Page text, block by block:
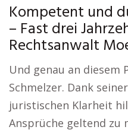
Kompetent und
– Fast drei
Rechtsanwalt
Und genau an
Schmelzer. Dank
juristischen Klarheit
Ansprüche geltend zu